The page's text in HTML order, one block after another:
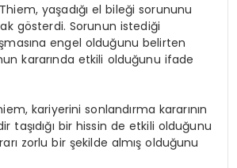
Thiem, yaşadığı el bileği sorununu
gösterdi. Sorunun istediği
engel olduğunu belirten
kararında etkili olduğunu ifade
kariyerini sonlandırma kararının
taşıdığı bir hissin de etkili olduğunu
zorlu bir şekilde almış olduğunu